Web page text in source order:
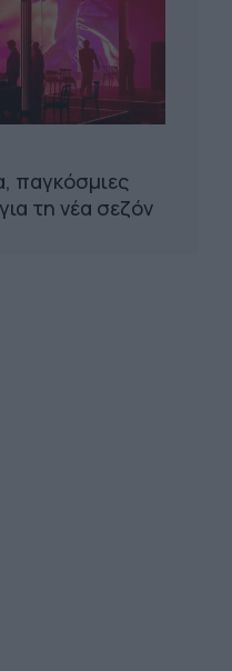
παγκόσμιες
τη νέα σεζόν